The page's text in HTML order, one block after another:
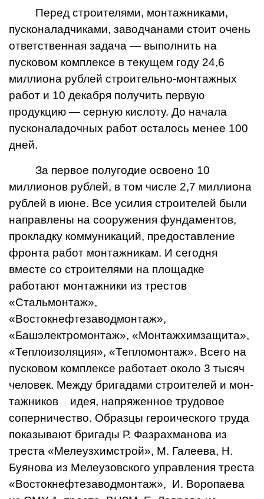
Перед строителями, монтаж­никами,
пусконаладчиками, заводчанами стоит очень
ответст­венная задача — выполнить на
пусковом комплексе в теку­щем году 24,6
миллиона руб­лей строительно-монтажных
ра­бот и 10 декабря получить первую
продукцию — серную кислоту. До начала
пусконаладочных работ осталось менее 100
дней.
За первое полугодие освоено 10
миллионов рублей, в том числе 2,7 миллиона
рублей в июне. Все усилия строителей были
направлены на сооруже­ния фундаментов,
прокладку коммуникаций, предоставление
фронта работ монтажникам. И сегодня
вместе со строителями на площадке
работают монтаж­ники из трестов
«Стальмонтаж»,
«Востокнефтезаводмонтаж»,
«Башэлектромонтаж», «Монтажхимзащита»,
«Теплоизоляция», «Тепломонтаж». Всего на
пус­ковом комплексе работает око­ло 3 тысяч
человек. Между бригадами строителей и мон­
тажников идея, напряженное трудовое
соперничество. Образ­цы героического труда
показы­вают бригады Р. Фазрахманова из
треста «Мелеузхимстрой», М. Галеева, Н.
Буянова из Мелеузовского управления треста
«Востокнефтезаводмонтаж», И. Воропаева